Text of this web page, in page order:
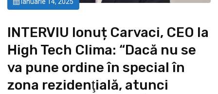
INTERVIU Ionuț Carvaci, CEO la
High Tech Clima: “Dacă nu se
va pune ordine în special în
zona rezidenţială, atunci